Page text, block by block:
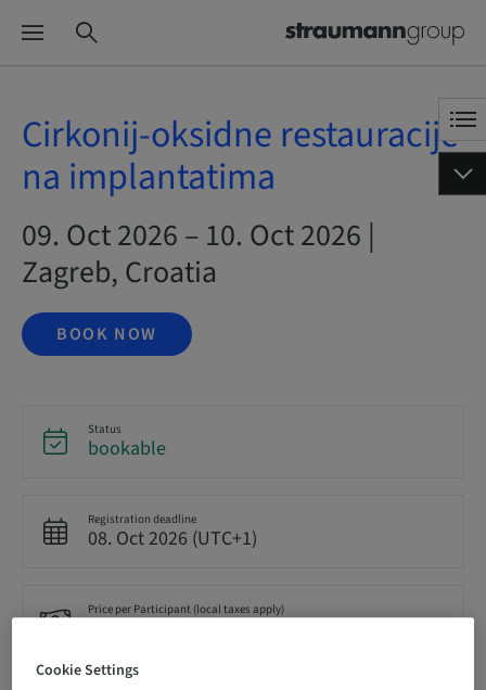
Cirkonij-oksidne restauracije
na implantatima
09. Oct 2026 – 10. Oct 2026 |
Zagreb, Croatia
BOOK NOW
Status
bookable
Registration deadline
08. Oct 2026 (UTC+1)
Price per Participant (local taxes apply)
Cookie Settings